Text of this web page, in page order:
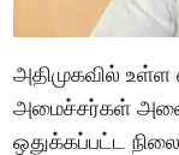
அதிமுகவில் உள்ள
அமைச்சர்கள்
ஒதுக்கப்பட்ட